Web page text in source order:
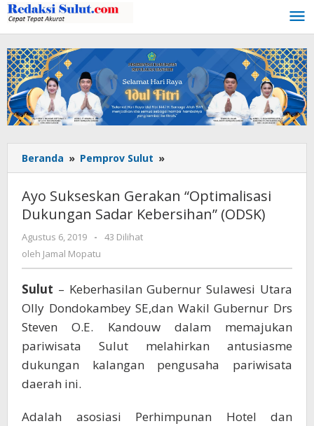
Lewati
ke
konten
Beranda » Pemprov Sulut »
Sukseskan
“Optimalisasi
Dukungan
Ayo Sukseskan Gerakan “Optimalisasi
Dukungan Sadar Kebersihan” (ODSK)
Agustus 6, 2019
oleh
Jamal
-
43 Dilihat
oleh Jamal Mopatu
Sulut – Keberhasilan Gubernur Sulawesi Utara
Olly Dondokambey SE,dan Wakil Gubernur Drs
Steven O.E. Kandouw dalam memajukan
pariwisata Sulut melahirkan antusiasme
dukungan kalangan pengusaha pariwisata
daerah ini.
Adalah asosiasi Perhimpunan Hotel dan